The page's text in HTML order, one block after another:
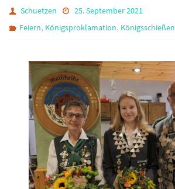
Schuetzen
25. September 2021
Feiern, Königsproklamation, Königsschießen